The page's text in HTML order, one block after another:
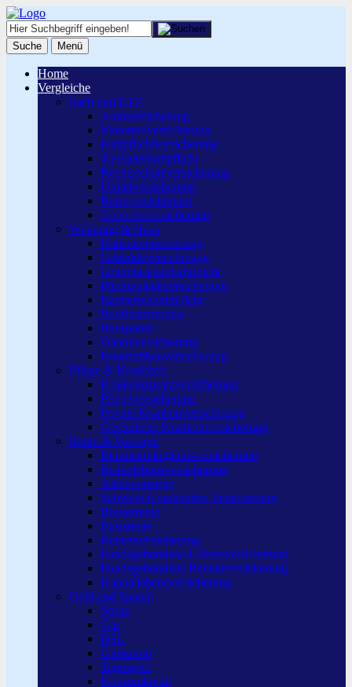
Suche Menü
Home
Vergleiche
Sach und KFZ
Autoversicherung
Motorradversicherung
Haftpflichtversicherung
Tierhalterhaftpflicht
Rechtsschutzversicherung
Unfallversicherung
Reiseversicherung
Gewerbeversicherung
Wohnung & Haus
Hausratversicherung
Gebäudeversicherung
Grundbesitzerhaftpflicht
Photovoltaikversicherung
Bauherrenhaftpflicht
Baufinanzierung
Bausparen
Öltankversicherung
Feuerrohbauversicherung
Pflege & Krankheit
Krankenzusatzversicherung
Pflegeversicherung
Private Krankenversicherung
Gesetzliche Krankenversicherung
Rente & Vorsorge
Berufs­unfähigkeitsversicherung
Risikolebensversicherung
Altersvorsorge
Schwere Krankheiten Versicherung
Riesterrente
Basisrente
Rentenversicherung
Fondsgebundene Lebensversicherung
Fondsgebundene Rentenversicherung
Kapitallebensversicherung
Geld und Sparen
Strom
Gas
DSL
Girokonto
Tagesgeld
Konsumkredit